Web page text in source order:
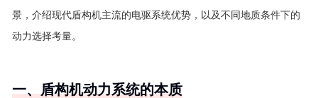
景，介绍现代盾构机主流的电驱系统优势，以及不同地质条件下的
动力选择考量。
一、盾构机动力系统的本质